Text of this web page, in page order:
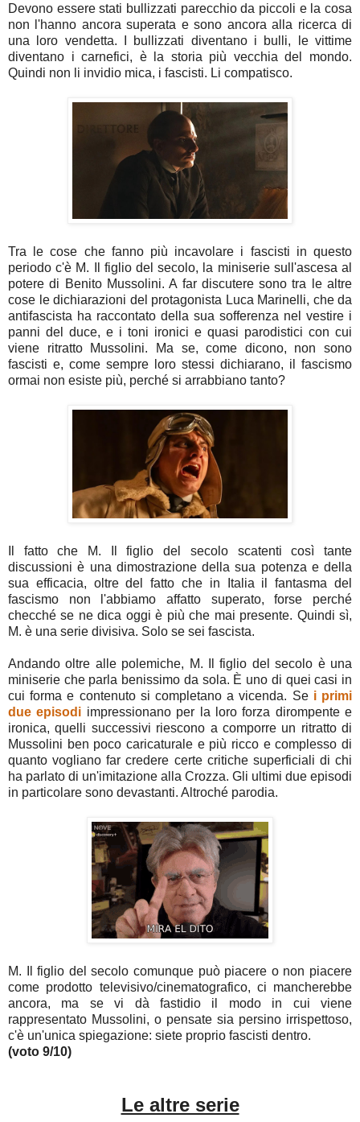
Devono essere stati bullizzati parecchio da piccoli e la cosa
non l'hanno ancora superata e sono ancora alla ricerca di
una loro vendetta. I bullizzati diventano i bulli, le vittime
diventano i carnefici, è la storia più vecchia del mondo.
Quindi non li invidio mica, i fascisti. Li compatisco.
Tra le cose che fanno più incavolare i fascisti in questo
periodo c'è M. Il figlio del secolo, la miniserie sull'ascesa al
potere di Benito Mussolini. A far discutere sono tra le altre
cose le dichiarazioni del protagonista Luca Marinelli, che da
antifascista ha raccontato della sua sofferenza nel vestire i
panni del duce, e i toni ironici e quasi parodistici con cui
viene ritratto Mussolini. Ma se, come dicono, non sono
fascisti e, come sempre loro stessi dichiarano, il fascismo
ormai non esiste più, perché si arrabbiano tanto?
Il fatto che M. Il figlio del secolo scatenti così tante
discussioni è una dimostrazione della sua potenza e della
sua efficacia, oltre del fatto che in Italia il fantasma del
fascismo non l'abbiamo affatto superato, forse perché
checché se ne dica oggi è più che mai presente. Quindi sì,
M. è una serie divisiva. Solo se sei fascista.
Andando oltre alle polemiche, M. Il figlio del secolo è una
miniserie che parla benissimo da sola. È uno di quei casi in
cui forma e contenuto si completano a vicenda. Se i primi
due episodi impressionano per la loro forza dirompente e
ironica, quelli successivi riescono a comporre un ritratto di
Mussolini ben poco caricaturale e più ricco e complesso di
quanto vogliano far credere certe critiche superficiali di chi
ha parlato di un'imitazione alla Crozza. Gli ultimi due episodi
in particolare sono devastanti. Altroché parodia.
M. Il figlio del secolo comunque può piacere o non piacere
come prodotto televisivo/cinematografico, ci mancherebbe
ancora, ma se vi dà fastidio il modo in cui viene
rappresentato Mussolini, o pensate sia persino irrispettoso,
c'è un'unica spiegazione: siete proprio fascisti dentro.
(voto 9/10)
Le altre serie